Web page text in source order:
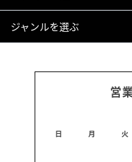
ジャンルを選ぶ
営
日 月 火